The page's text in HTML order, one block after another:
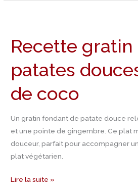
Recette gratin
patates
de coco
Un gratin fondant de patate douce
et une pointe de gingembre. Ce plat
douceur, parfait pour accompagner
plat végétarien.
de
patates
douces
au
lait
coco
Lire la suite »